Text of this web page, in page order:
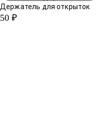
Держатель для открыток
50 ₽